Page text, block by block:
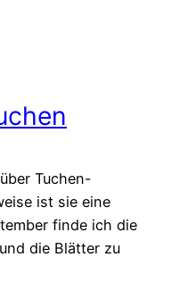
Tuchen-
ist sie eine
finde ich die
die Blätter zu